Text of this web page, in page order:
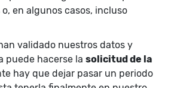
en algunos casos, incluso
validado nuestros datos y
puede hacerse la solicitud de la
hay que dejar pasar un periodo